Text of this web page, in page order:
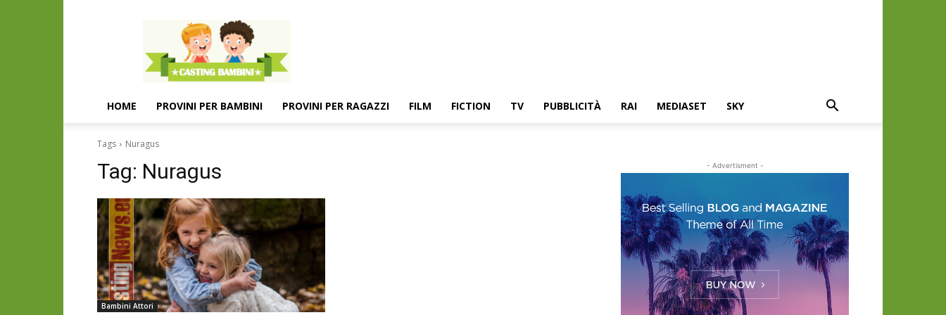
Casting
e
provini
per
bambini
e
HOME PROVINI PER BAMBINI PROVINI PER RAGAZZI FILM FICTION TV PUBBLICITÀ RAI MEDIASET SKY
Tags Nuragus
Tag: Nuragus
Bambini Attori
- Advertisment -